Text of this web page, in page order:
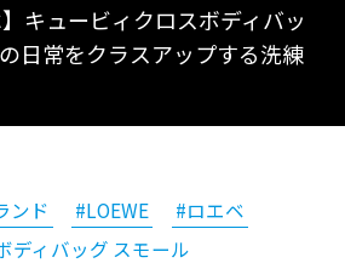
】キュービィクロスボディバッ
日常をクラスアップする洗練
ンド #LOEWE
#ロエベ
ディバッグ スモール